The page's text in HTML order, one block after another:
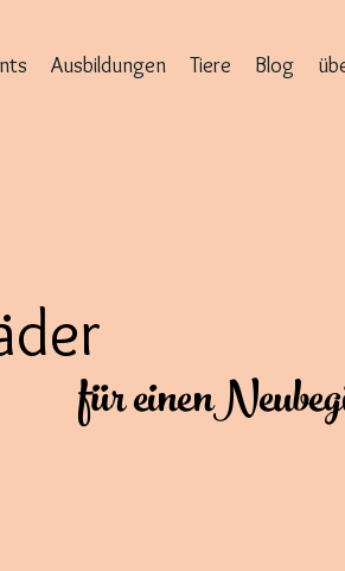
Ausbildungen Tiere Blog
für